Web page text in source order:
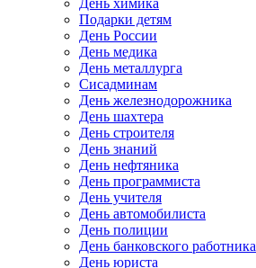
Подарки детям
День России
День медика
День металлурга
Сисадминам
День железнодорожника
День шахтера
День строителя
День знаний
День нефтяника
День программиста
День учителя
День автомобилиста
День полиции
День банковского работника
День юриста